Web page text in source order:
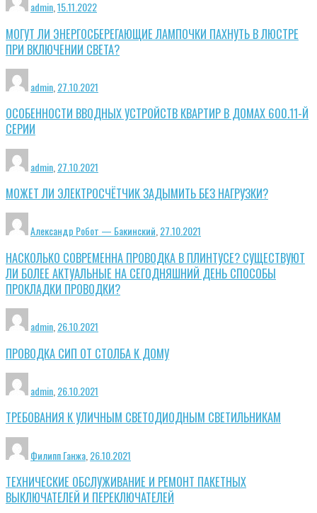
admin 15.11.2022
МОГУТ ЛИ ЭНЕРГОСБЕРЕГАЮЩИЕ ЛАМПОЧКИ ПАХНУТЬ В ЛЮСТРЕ
ПРИ ВКЛЮЧЕНИИ СВЕТА?
admin 27.10.2021
ОСОБЕННОСТИ ВВОДНЫХ УСТРОЙСТВ КВАРТИР В ДОМАХ 600.11-Й
СЕРИИ
admin 27.10.2021
МОЖЕТ ЛИ ЭЛЕКТРОСЧЁТЧИК ЗАДЫМИТЬ БЕЗ НАГРУЗКИ?
Александр Робот — Бакинский,27.10.2021
НАСКОЛЬКО СОВРЕМЕННА ПРОВОДКА В ПЛИНТУСЕ? СУЩЕСТВУЮТ
ЛИ БОЛЕЕ АКТУАЛЬНЫЕ НА СЕГОДНЯШНИЙ ДЕНЬ СПОСОБЫ
ПРОКЛАДКИ ПРОВОДКИ?
admin 26.10.2021
ПРОВОДКА СИП ОТ СТОЛБА К ДОМУ
admin 26.10.2021
ТРЕБОВАНИЯ К УЛИЧНЫМ СВЕТОДИОДНЫМ СВЕТИЛЬНИКАМ
Филипп Ганжа 26.10.2021
ТЕХНИЧЕСКИЕ ОБСЛУЖИВАНИЕ И РЕМОНТ ПАКЕТНЫХ
ВЫКЛЮЧАТЕЛЕЙ И ПЕРЕКЛЮЧАТЕЛЕЙ